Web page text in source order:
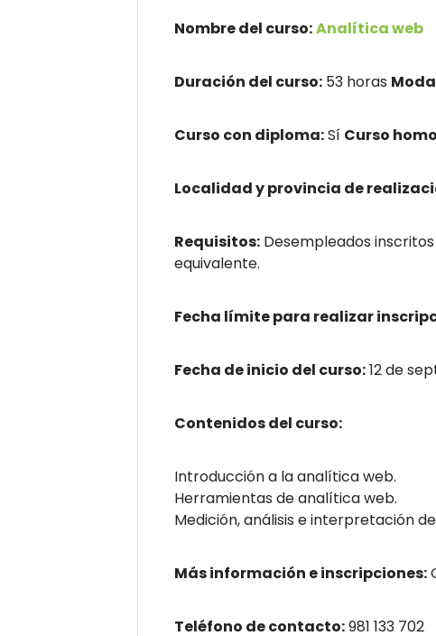
Nombre del curso:Analítica web
Duración del curso: 53 horas
Curso con diploma:Sí Curso
Localidad y provincia de
Requisitos: Desempleados
equivalente.
Fecha límite para realizar
Fecha de inicio del curso:12 de
Contenidos del curso:
Introducción a la analítica web.
Herramientas de analítica web.
Medición, análisis e interpretación
Más información e inscripciones:
Teléfono de contacto:981 133 702